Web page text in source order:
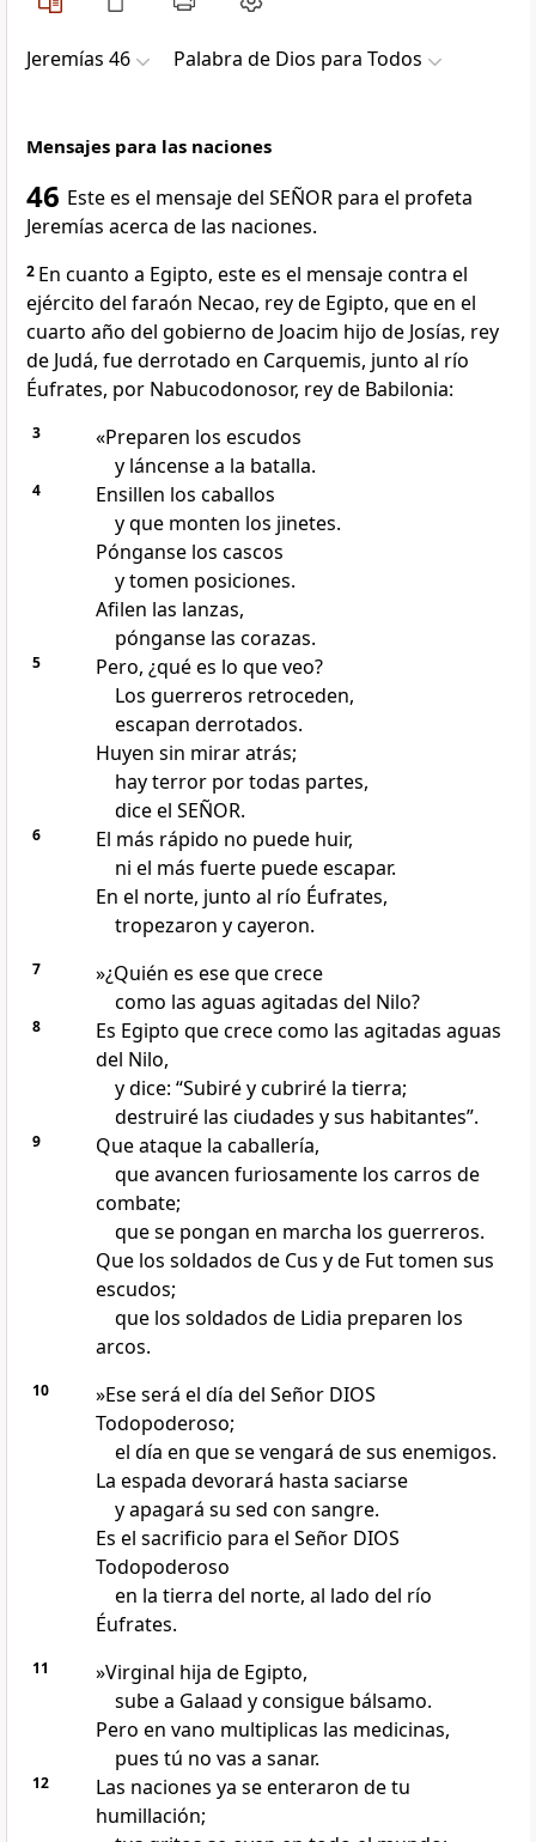
Jeremías 46 Palabra de Dios para Todos
Mensajes para las naciones
46 Este es el mensaje del SEÑOR para el profeta
Jeremías acerca de las naciones.
2 En cuanto a Egipto, este es el mensaje contra el
ejército del faraón Necao, rey de Egipto, que en el
cuarto año del gobierno de Joacim hijo de Josías, rey
de Judá, fue derrotado en Carquemis, junto al río
Éufrates, por Nabucodonosor, rey de Babilonia:
3
«Preparen los escudos
y láncense a la batalla.
4
Ensillen los caballos
y que monten los jinetes.
Pónganse los cascos
y tomen posiciones.
Afilen las lanzas,
pónganse las corazas.
5
Pero, ¿qué es lo que veo?
Los guerreros retroceden,
escapan derrotados.
Huyen sin mirar atrás;
hay terror por todas partes,
dice el SEÑOR.
6
El más rápido no puede huir,
ni el más fuerte puede escapar.
En el norte, junto al río Éufrates,
tropezaron y cayeron.
7
»¿Quién es ese que crece
como las aguas agitadas del Nilo?
8
Es Egipto que crece como las agitadas aguas
del Nilo,
y dice: “Subiré y cubriré la tierra;
destruiré las ciudades y sus habitantes”.
9
Que ataque la caballería,
que avancen furiosamente los carros de
combate;
que se pongan en marcha los guerreros.
Que los soldados de Cus y de Fut tomen sus
escudos;
que los soldados de Lidia preparen los
arcos.
10
»Ese será el día del Señor DIOS
Todopoderoso;
el día en que se vengará de sus enemigos.
La espada devorará hasta saciarse
y apagará su sed con sangre.
Es el sacrificio para el Señor DIOS
Todopoderoso
en la tierra del norte, al lado del río
Éufrates.
11
»Virginal hija de Egipto,
sube a Galaad y consigue bálsamo.
Pero en vano multiplicas las medicinas,
pues tú no vas a sanar.
12
Las naciones ya se enteraron de tu
humillación;